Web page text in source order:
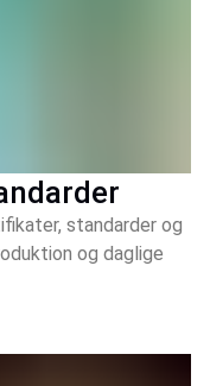
standarder og
og daglige